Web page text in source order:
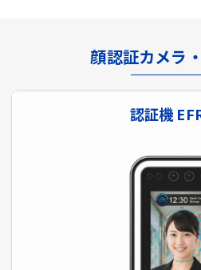
顔認証カメラ
認証機